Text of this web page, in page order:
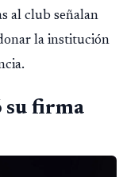
al club señalan
la institución
su firma